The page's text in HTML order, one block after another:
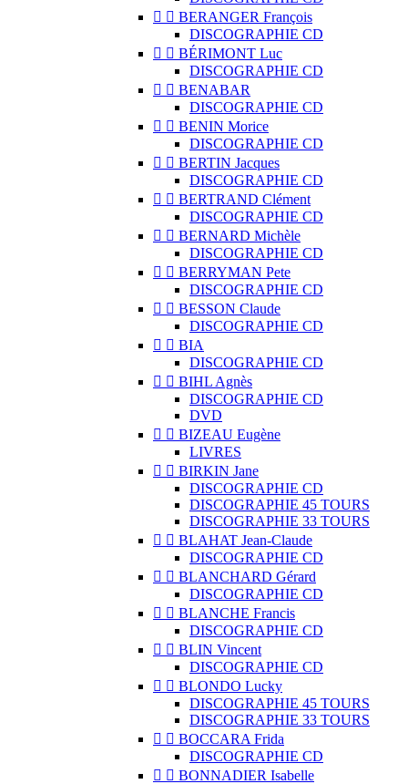
  BERANGER François
DISCOGRAPHIE CD
  BÉRIMONT Luc
DISCOGRAPHIE CD
  BENABAR
DISCOGRAPHIE CD
  BENIN Morice
DISCOGRAPHIE CD
  BERTIN Jacques
DISCOGRAPHIE CD
  BERTRAND Clément
DISCOGRAPHIE CD
  BERNARD Michèle
DISCOGRAPHIE CD
  BERRYMAN Pete
DISCOGRAPHIE CD
  BESSON Claude
DISCOGRAPHIE CD
  BIA
DISCOGRAPHIE CD
  BIHL Agnès
DISCOGRAPHIE CD
DVD
  BIZEAU Eugène
LIVRES
  BIRKIN Jane
DISCOGRAPHIE CD
DISCOGRAPHIE 45 TOURS
DISCOGRAPHIE 33 TOURS
  BLAHAT Jean-Claude
DISCOGRAPHIE CD
  BLANCHARD Gérard
DISCOGRAPHIE CD
  BLANCHE Francis
DISCOGRAPHIE CD
  BLIN Vincent
DISCOGRAPHIE CD
  BLONDO Lucky
DISCOGRAPHIE 45 TOURS
DISCOGRAPHIE 33 TOURS
  BOCCARA Frida
DISCOGRAPHIE CD
  BONNADIER Isabelle